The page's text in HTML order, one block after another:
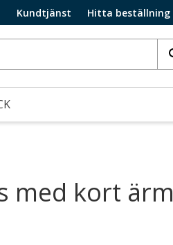
Kundtjänst Hitta beställning
med kort ärm